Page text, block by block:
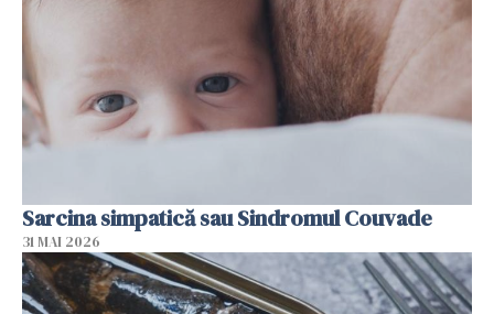
Sarcina simpatică sau Sindromul Couvade
31 MAI 2026